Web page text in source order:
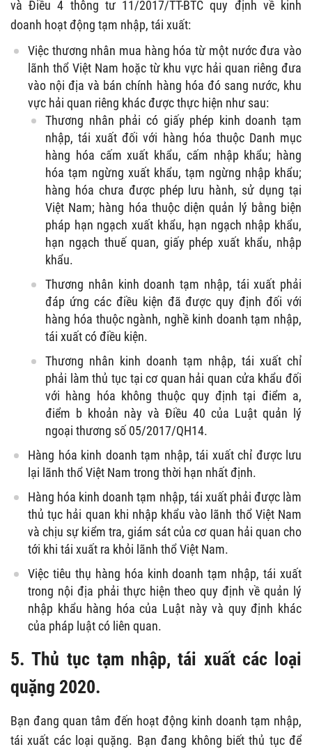
và Điều 4 thông tư 11/2017/TT-BTC quy định về kinh
doanh hoạt động tạm nhập, tái xuất:
Việc thương nhân mua hàng hóa từ một nước đưa vào
lãnh thổ Việt Nam hoặc từ khu vực hải quan riêng đưa
vào nội địa và bán chính hàng hóa đó sang nước, khu
vực hải quan riêng khác được thực hiện như sau:
Thương nhân phải có giấy phép kinh doanh tạm
nhập, tái xuất đối với hàng hóa thuộc Danh mục
hàng hóa cấm xuất khẩu, cấm nhập khẩu; hàng
hóa tạm ngừng xuất khẩu, tạm ngừng nhập khẩu;
hàng hóa chưa được phép lưu hành, sử dụng tại
Việt Nam; hàng hóa thuộc diện quản lý bằng biện
pháp hạn ngạch xuất khẩu, hạn ngạch nhập khẩu,
hạn ngạch thuế quan, giấy phép xuất khẩu, nhập
khẩu.
Thương nhân kinh doanh tạm nhập, tái xuất phải
đáp ứng các điều kiện đã được quy định đối với
hàng hóa thuộc ngành, nghề kinh doanh tạm nhập,
tái xuất có điều kiện.
Thương nhân kinh doanh tạm nhập, tái xuất chỉ
phải làm thủ tục tại cơ quan hải quan cửa khẩu đối
với hàng hóa không thuộc quy định tại điểm a,
điểm b khoản này và Điều 40 của Luật quản lý
ngoại thương số 05/2017/QH14.
Hàng hóa kinh doanh tạm nhập, tái xuất chỉ được lưu
lại lãnh thổ Việt Nam trong thời hạn nhất định.
Hàng hóa kinh doanh tạm nhập, tái xuất phải được làm
thủ tục hải quan khi nhập khẩu vào lãnh thổ Việt Nam
và chịu sự kiểm tra, giám sát của cơ quan hải quan cho
tới khi tái xuất ra khỏi lãnh thổ Việt Nam.
Việc tiêu thụ hàng hóa kinh doanh tạm nhập, tái xuất
trong nội địa phải thực hiện theo quy định về quản lý
nhập khẩu hàng hóa của Luật này và quy định khác
của pháp luật có liên quan.
5. Thủ tục tạm nhập, tái xuất các loại
quặng 2020.
Bạn đang quan tâm đến hoạt động kinh doanh tạm nhập,
tái xuất các loại quặng. Bạn đang không biết thủ tục để